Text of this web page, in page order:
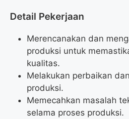
Detail Pekerjaan
Merencanakan dan
produksi untuk
kualitas.
Melakukan perbaikan
produksi.
Memecahkan masalah
selama proses produksi.